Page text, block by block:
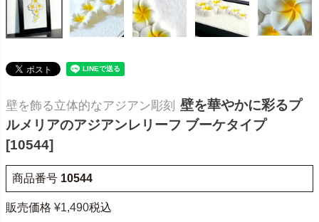
壁を飾る立体的なアジアン彫刻 壁を華やかに彩るプ
ルメリアのアジアンレリーフ ブーケタイプ
[10544]
商品番号 10544
販売価格 ¥1,490税込